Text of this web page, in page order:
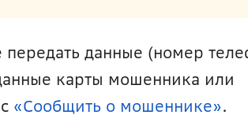
передать данные (номер
карты мошенника или
«Сообщить о мошеннике».